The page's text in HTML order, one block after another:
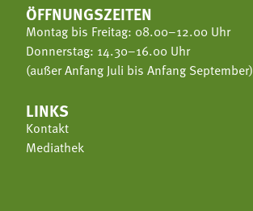
ÖFFNUNGSZEITEN
Montag bis Freitag: 08.00–12.00 Uhr
Donnerstag: 14.30–16.00 Uhr
(außer Anfang Juli bis Anfang September)
LINKS
Kontakt
Mediathek